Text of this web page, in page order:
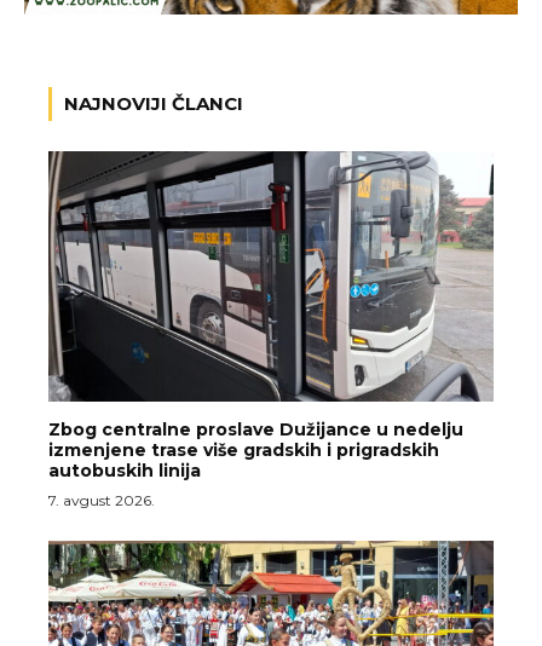
NAJNOVIJI ČLANCI
Zbog centralne proslave Dužijance u nedelju
izmenjene trase više gradskih i prigradskih
autobuskih linija
7. avgust 2026.